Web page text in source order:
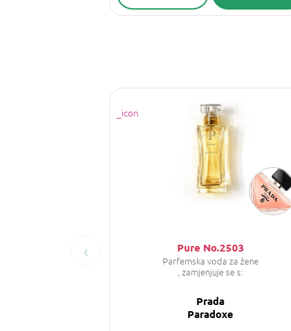
‹ Pure No.2503
Parfemska voda za žene
, zamjenjuje se s:
Prada
Paradoxe